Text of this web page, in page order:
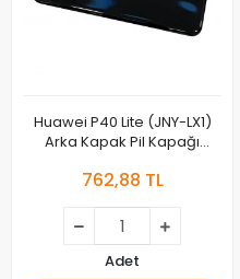
Huawei P40 Lite (JNY-LX1)
Arka Kapak Pil Kapağı
762,88 TL
Adet